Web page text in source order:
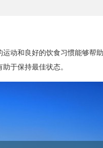
动和良好的饮食习惯能够帮
于保持最佳状态。